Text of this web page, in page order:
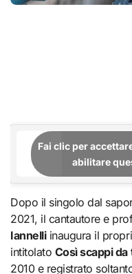
Fai clic per
abilitare
Dopo il singolo dal
2021, il cantautore e
Iannelliinaugura il
intitolato Così scappi da
2010 e registrato